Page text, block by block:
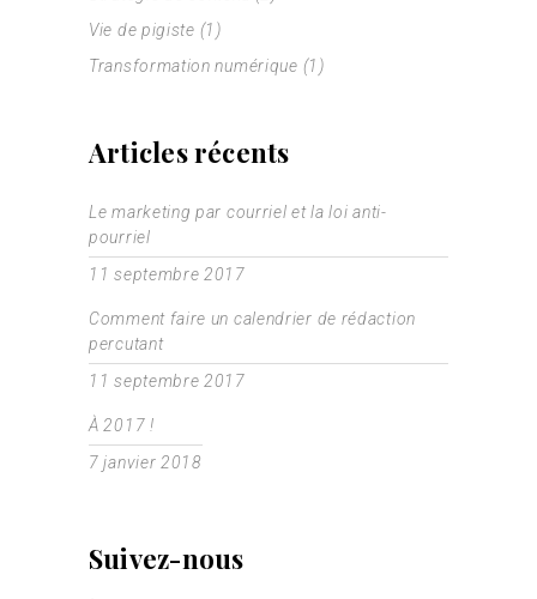
Vie de pigiste (1)
Transformation numérique (1)
Articles récents
Le marketing par courriel et la loi anti-
pourriel
11 septembre 2017
Comment faire un calendrier de rédaction
percutant
11 septembre 2017
À 2017 !
7 janvier 2018
Suivez-nous